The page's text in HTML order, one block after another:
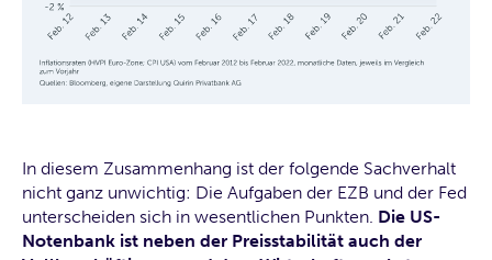
In diesem Zusammenhang ist der folgende Sachverhalt
nicht ganz unwichtig: Die Aufgaben der EZB und der Fed
unterscheiden sich in wesentlichen Punkten. Die US-
Notenbank ist neben der Preisstabilität auch der